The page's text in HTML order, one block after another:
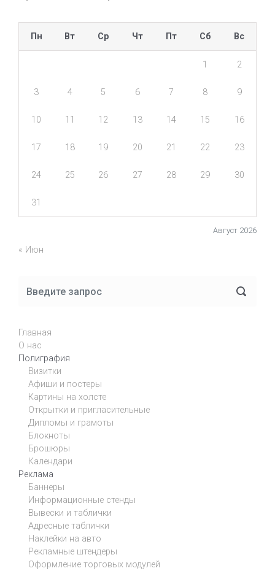
Август 2026
Пн Вт Ср Чт Пт Сб Вс
1 2
3 4 5 6 7 8 9
10 11 12 13 14 15 16
17 18 19 20 21 22 23
24 25 26 27 28 29 30
31
« Июн
Главная
О нас
Полиграфия
Визитки
Афиши и постеры
Картины на холсте
Открытки и пригласительные
Дипломы и грамоты
Блокноты
Брошюры
Календари
Реклама
Баннеры
Информационные стенды
Вывески и таблички
Адресные таблички
Наклейки на авто
Рекламные штендеры
Оформление торговых модулей